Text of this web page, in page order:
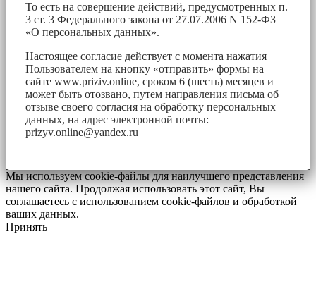
То есть на совершение действий, предусмотренных п.
3 ст. 3 Федерального закона от 27.07.2006 N 152-ФЗ
«О персональных данных».
Настоящее согласие действует с момента нажатия
Пользователем на кнопку «отправить» формы на
сайте www.priziv.online, сроком 6 (шесть) месяцев и
может быть отозвано, путем направления письма об
отзыве своего согласия на обработку персональных
данных, на адрес электронной почты:
prizyv.online@yandex.ru
Мы используем cookie-файлы для наилучшего представления
нашего сайта. Продолжая использовать этот сайт, Вы
соглашаетесь с использованием cookie-файлов и обработкой
ваших данных.
Принять